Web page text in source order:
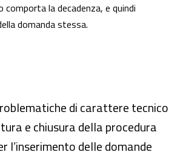
comporta la decadenza, e quindi
domanda stessa.
di carattere tecnico
e chiusura della procedura
l’inserimento delle domande